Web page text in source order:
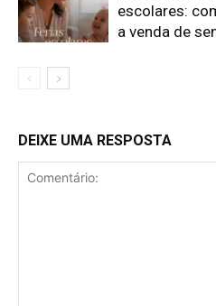
escolares:
a venda de
DEIXE UMA RESPOSTA